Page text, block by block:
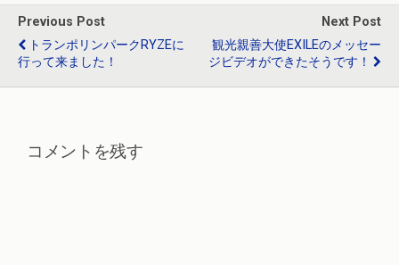
o
o
k
a
Previous Post
トランポリンパークRYZEに
行って来ました！
Next Post
観光親善大使EXILEのメッセー
ジビデオができたそうです！
コメントを残す